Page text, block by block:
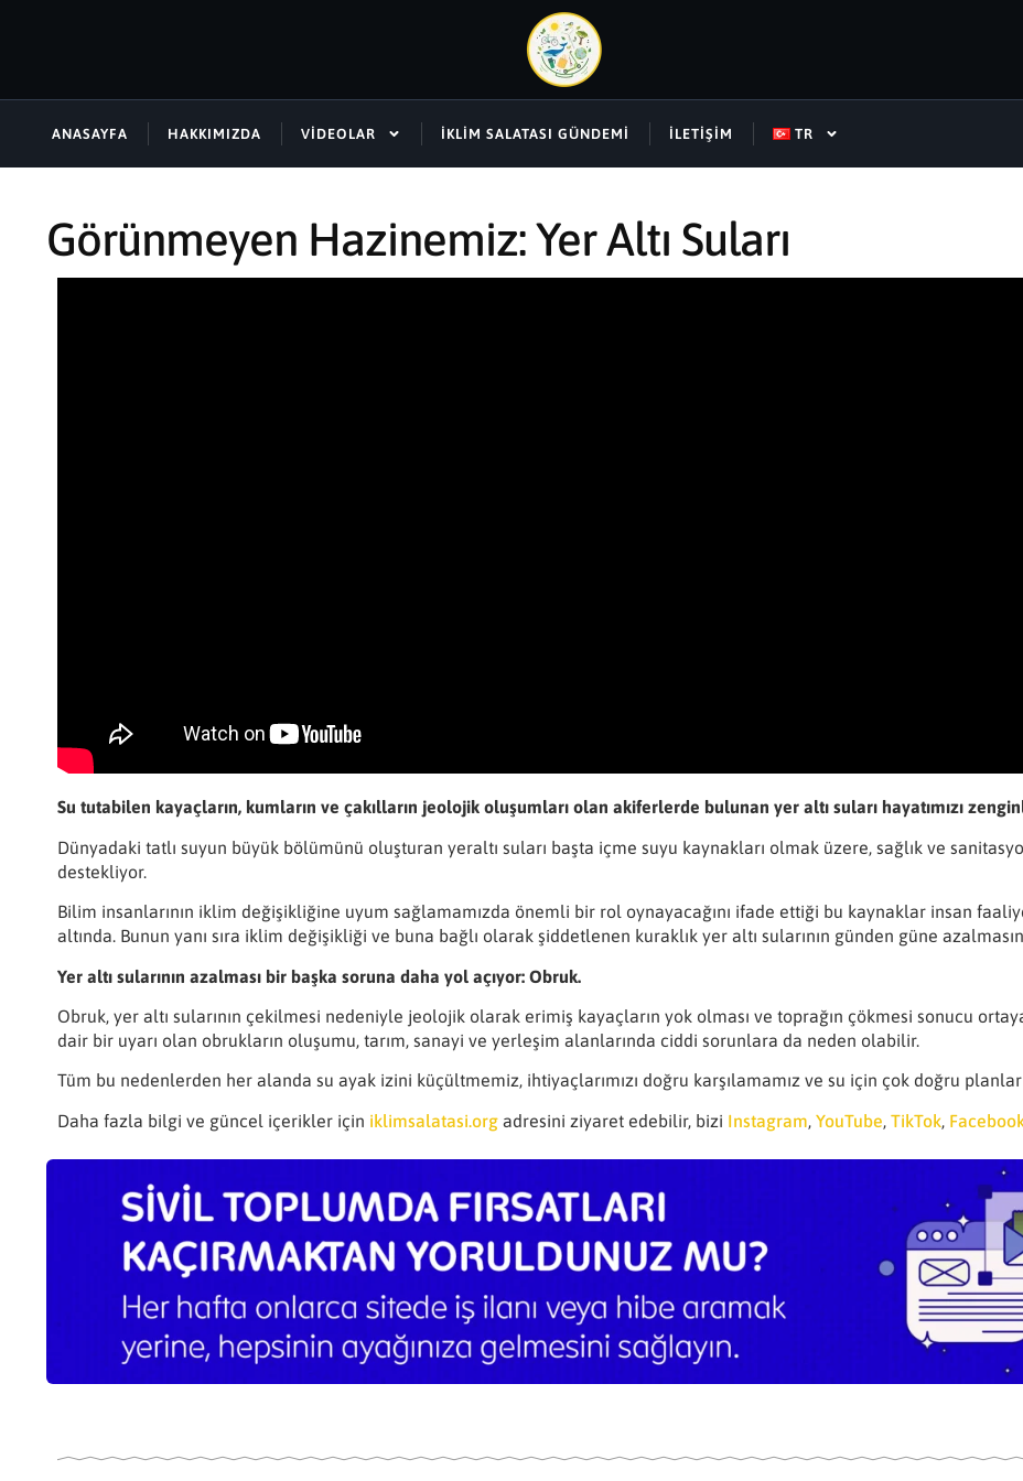
ANASAYFA HAKKIMIZDA VIDEOLAR İKLIM SALATASI GÜNDEMI İLETIŞIM TR
Görünmeyen Hazinemiz: Yer Altı Suları
Su tutabilen kayaçların, kumların ve çakılların jeolojik oluşumları olan akiferlerde bulunan yer altı suları hayatımızı
Dünyadaki tatlı suyun büyük bölümünü oluşturan yeraltı suları başta içme suyu kaynakları olmak üzere, sağlık ve
destekliyor.
Bilim insanlarının iklim değişikliğine uyum sağlamamızda önemli bir rol oynayacağını ifade ettiği bu kaynaklar insan
altında. Bunun yanı sıra iklim değişikliği ve buna bağlı olarak şiddetlenen kuraklık yer altı sularının günden güne
Yer altı sularının azalması bir başka soruna daha yol açıyor: Obruk.
Obruk, yer altı sularının çekilmesi nedeniyle jeolojik olarak erimiş kayaçların yok olması ve toprağın çökmesi sonucu ortaya
dair bir uyarı olan obrukların oluşumu, tarım, sanayi ve yerleşim alanlarında ciddi sorunlara da neden olabilir.
Tüm bu nedenlerden her alanda su ayak izini küçültmemiz, ihtiyaçlarımızı doğru karşılamamız ve su için çok doğru
Daha fazla bilgi ve güncel içerikler için iklimsalatasi.org adresini ziyaret edebilir, bizi Instagram, YouTube, TikTok,